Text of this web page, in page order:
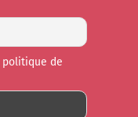
politique de